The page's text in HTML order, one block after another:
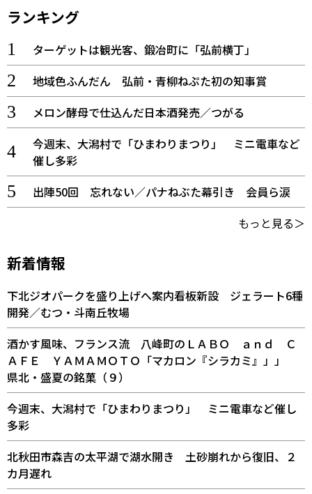
ランキング
ターゲットは観光客、鍛冶町に「弘前横丁」
地域色ふんだん 弘前・青柳ねぷた初の知事賞
メロン酵母で仕込んだ日本酒発売／つがる
今週末、大潟村で「ひまわりまつり」 ミニ電車など
催し多彩
出陣50回 忘れない／パナねぶた幕引き 会員ら涙
もっと見る＞
新着情報
下北ジオパークを盛り上げへ案内看板新設 ジェラート6種
開発／むつ・斗南丘牧場
酒かす風味、フランス流 八峰町のＬＡＢＯ ａｎｄ Ｃ
ＡＦＥ ＹＡＭＡＭＯＴＯ「マカロン『シラカミ』」」
県北・盛夏の銘菓（９）
今週末、大潟村で「ひまわりまつり」 ミニ電車など催し
多彩
北秋田市森吉の太平湖で湖水開き 土砂崩れから復旧、２
カ月遅れ